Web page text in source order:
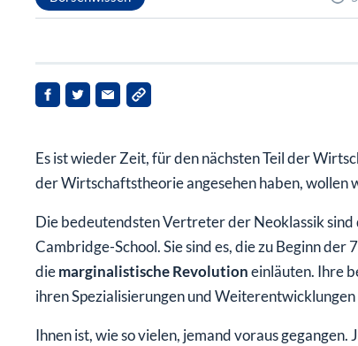
Es ist wieder Zeit, für den nächsten Teil der
der Wirtschaftstheorie angesehen haben, wollen
Die bedeutendsten Vertreter der Neoklassik sind
Cambridge-School. Sie sind es, die zu Beginn
diemarginalistische Revolutioneinläuten. Ihre
ihren Spezialisierungen und
Ihnen ist, wie so vielen, jemand voraus gegangen.